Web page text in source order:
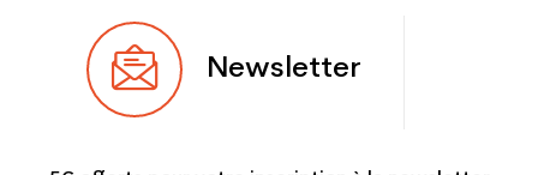
Newsletter